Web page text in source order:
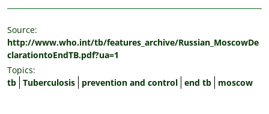
Source:
http://www.who.int/tb/features_archive/Russian_MoscowDe
clarationtoEndTB.pdf?ua=1
Topics:
tb Tuberculosis prevention and control end tb moscow